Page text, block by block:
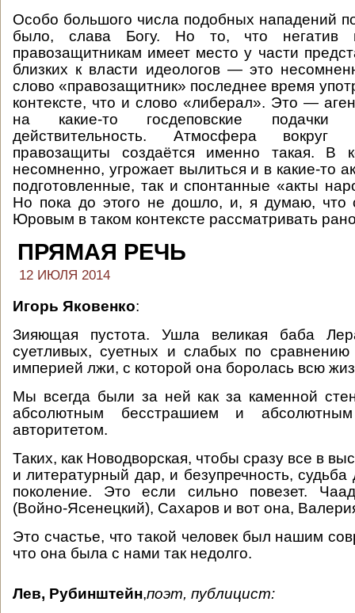
Особо большого числа подобных нападений
было, слава Богу. Но то, что негатив
правозащитникам имеет место у части
близких к власти идеологов — это
слово «правозащитник» последнее время
контексте, что и слово «либерал». Это —
на какие-то госдеповские подачки
действительность. Атмосфера вокруг
правозащиты создаётся именно такая. В
несомненно, угрожает вылиться и в какие-то
подготовленные, так и спонтанные «акты
Но пока до этого не дошло, и, я думаю, что
Юровым в таком контексте рассматривать
ПРЯМАЯ РЕЧЬ
12 ИЮЛЯ 2014
Игорь Яковенко:
Зияющая пустота. Ушла великая баба
суетливых, суетных и слабых по
империей лжи, с которой она боролась всю
Мы всегда были за ней как за каменной
абсолютным бесстрашием и
авторитетом.
Таких, как Новодворская, чтобы сразу все в
и литературный дар, и безупречность,
поколение. Это если сильно повезет.
(Войно-Ясенецкий), Сахаров и вот она,
Это счастье, что такой человек был нашим
что она была с нами так недолго.
Лев, Рубинштейн,поэт, публицист: